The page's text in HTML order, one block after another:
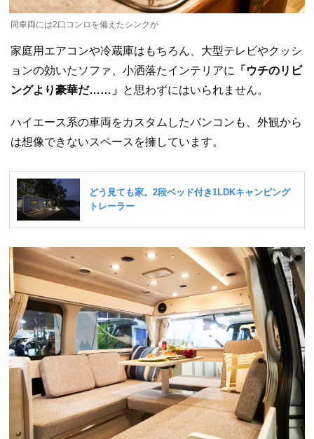
同車両には2口コンロを備えたシンクが
家庭用エアコンや冷蔵庫はもちろん、大型テレビやクッシ
ョンの効いたソファ、小洒落たインテリアに
「ウチのリビ
ングより豪華だ……」 と思わずにはいられません。
ハイエース系の車両をカスタムしたバンコンも、外観から
は想像できないスペースを擁しています。